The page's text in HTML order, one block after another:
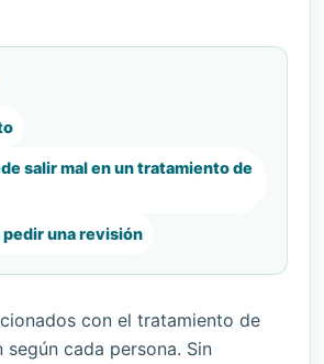
salir mal en un tratamiento de
pedir una revisión
con el tratamiento de
cada persona. Sin